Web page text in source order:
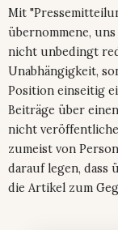
Mit
übernommene,
nicht unbedingt
Unabhängigkeit,
Position einseitig
Beiträge über
nicht
zumeist von
darauf legen, dass
die Artikel zum